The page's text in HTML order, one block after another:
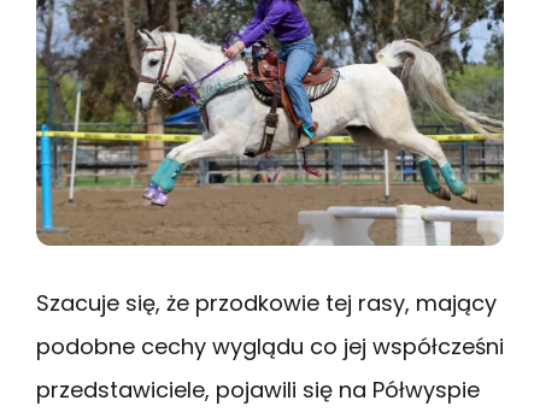
Szacuje się, że przodkowie tej rasy, mający
podobne cechy wyglądu co jej współcześni
przedstawiciele, pojawili się na Półwyspie